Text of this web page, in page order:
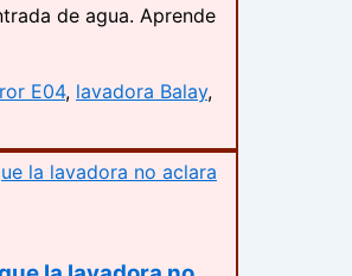
de agua. Aprende
E04, lavadora Balay,